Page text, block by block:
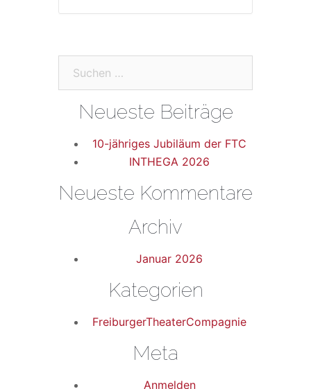
Neueste Beiträge
10-jähriges Jubiläum der FTC
INTHEGA 2026
Neueste Kommentare
Archiv
Januar 2026
Kategorien
FreiburgerTheaterCompagnie
Meta
Anmelden